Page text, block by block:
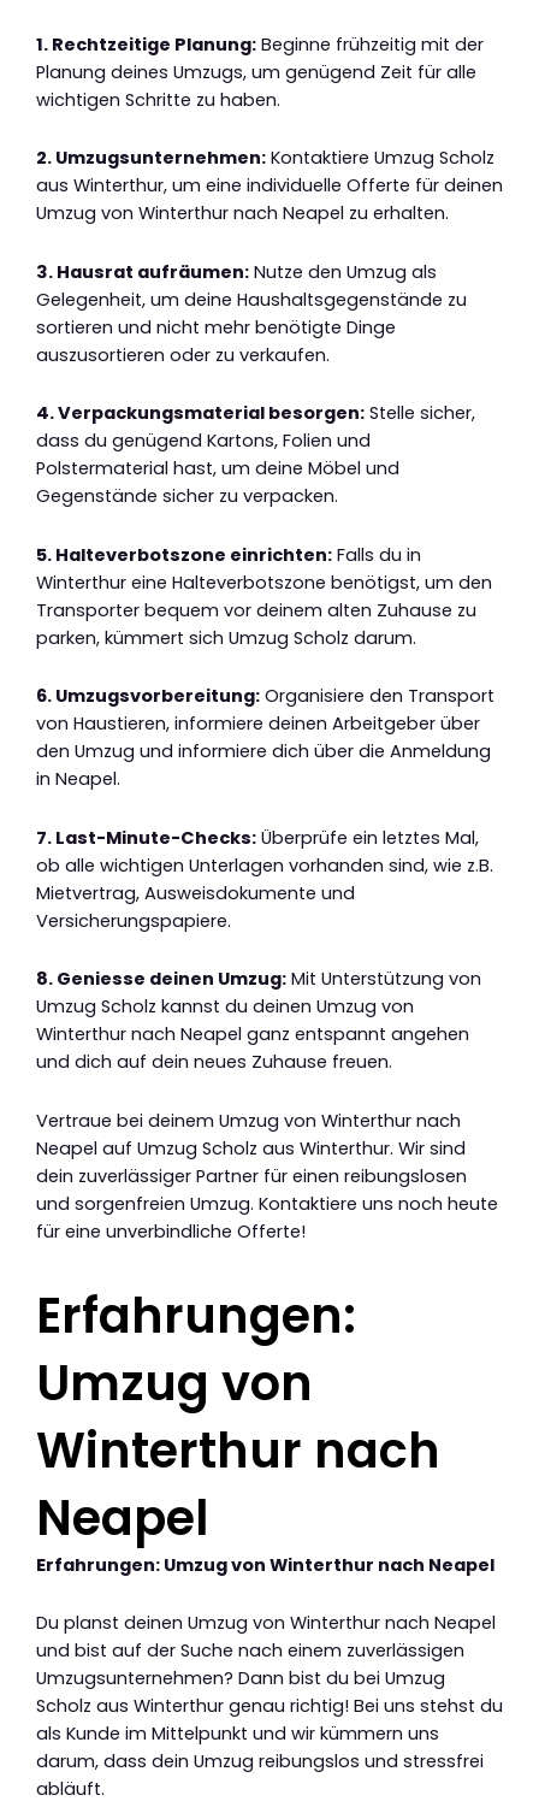
1. Rechtzeitige Planung: Beginne frühzeitig mit der
Planung deines Umzugs, um genügend Zeit für alle
wichtigen Schritte zu haben.
2. Umzugsunternehmen: Kontaktiere Umzug Scholz
aus Winterthur, um eine individuelle Offerte für deinen
Umzug von Winterthur nach Neapel zu erhalten.
3. Hausrat aufräumen: Nutze den Umzug als
Gelegenheit, um deine Haushaltsgegenstände zu
sortieren und nicht mehr benötigte Dinge
auszusortieren oder zu verkaufen.
4. Verpackungsmaterial besorgen: Stelle sicher,
dass du genügend Kartons, Folien und
Polstermaterial hast, um deine Möbel und
Gegenstände sicher zu verpacken.
5. Halteverbotszone einrichten: Falls du in
Winterthur eine Halteverbotszone benötigst, um den
Transporter bequem vor deinem alten Zuhause zu
parken, kümmert sich Umzug Scholz darum.
6. Umzugsvorbereitung: Organisiere den Transport
von Haustieren, informiere deinen Arbeitgeber über
den Umzug und informiere dich über die Anmeldung
in Neapel.
7. Last-Minute-Checks: Überprüfe ein letztes Mal,
ob alle wichtigen Unterlagen vorhanden sind, wie z.B.
Mietvertrag, Ausweisdokumente und
Versicherungspapiere.
8. Geniesse deinen Umzug: Mit Unterstützung von
Umzug Scholz kannst du deinen Umzug von
Winterthur nach Neapel ganz entspannt angehen
und dich auf dein neues Zuhause freuen.
Vertraue bei deinem Umzug von Winterthur nach
Neapel auf Umzug Scholz aus Winterthur. Wir sind
dein zuverlässiger Partner für einen reibungslosen
und sorgenfreien Umzug. Kontaktiere uns noch heute
für eine unverbindliche Offerte!
Erfahrungen:
Umzug von
Winterthur nach
Neapel
Erfahrungen: Umzug von Winterthur nach Neapel
Du planst deinen Umzug von Winterthur nach Neapel
und bist auf der Suche nach einem zuverlässigen
Umzugsunternehmen? Dann bist du bei Umzug
Scholz aus Winterthur genau richtig! Bei uns stehst du
als Kunde im Mittelpunkt und wir kümmern uns
darum, dass dein Umzug reibungslos und stressfrei
abläuft.